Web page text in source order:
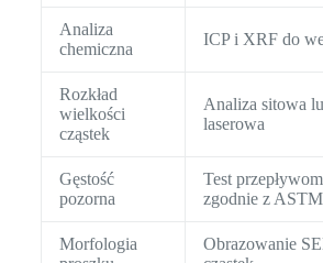
Analiza
chemiczna
ICP i XRF do
Rozkład
wielkości
cząstek
Analiza sitowa
laserowa
Gęstość
pozorna
Test
zgodnie z
Morfologia
Obrazowanie